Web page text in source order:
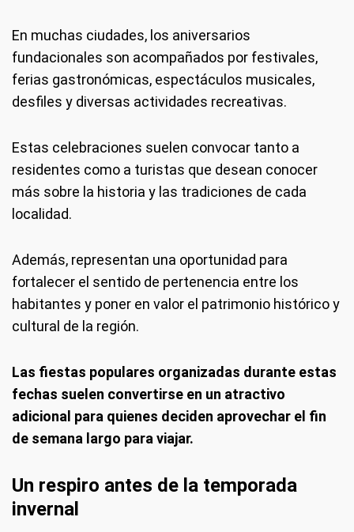
En muchas ciudades, los aniversarios
fundacionales son acompañados por festivales,
ferias gastronómicas, espectáculos musicales,
desfiles y diversas actividades recreativas.
Estas celebraciones suelen convocar tanto a
residentes como a turistas que desean conocer
más sobre la historia y las tradiciones de cada
localidad.
Además, representan una oportunidad para
fortalecer el sentido de pertenencia entre los
habitantes y poner en valor el patrimonio histórico y
cultural de la región.
Las fiestas populares organizadas durante estas
fechas suelen convertirse en un atractivo
adicional para quienes deciden aprovechar el fin
de semana largo para viajar.
Un respiro antes de la temporada
invernal